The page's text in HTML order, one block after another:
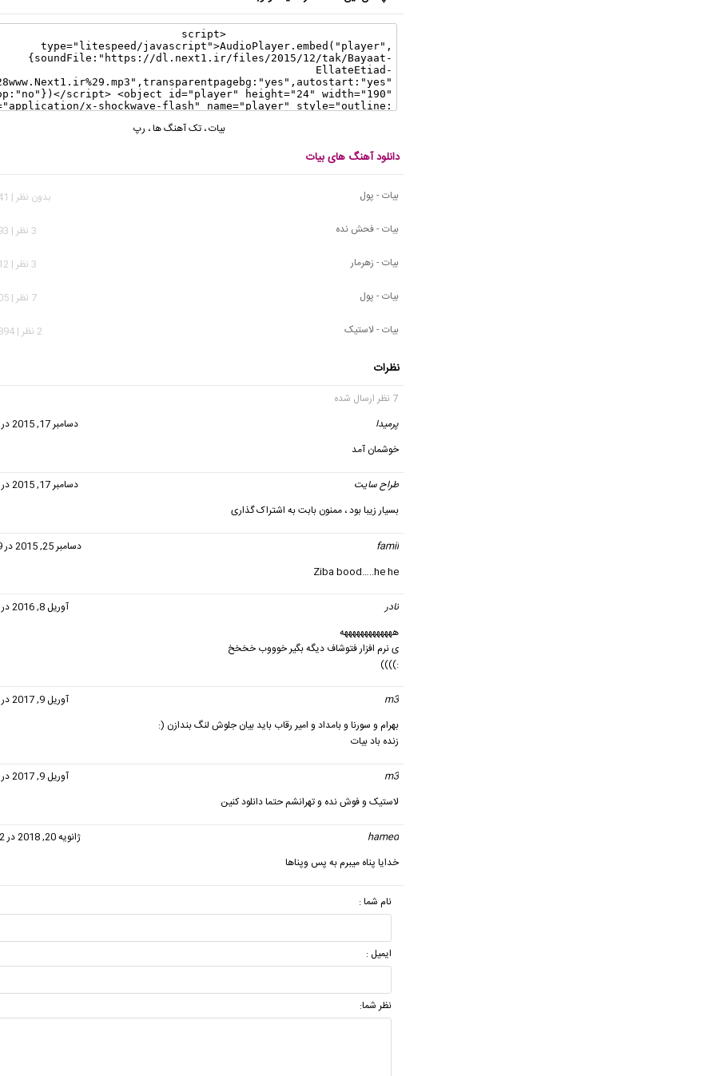
بیات،تک آهنگ ها، رپ
دانلود آهنگ های بیات
بیات - پول
بدون نظر | 1,041 بازدید
بیات - فحش نده
3 نظر | 2,193 بازدید
بیات - زهرمار
3 نظر | 9,912 بازدید
بیات - پول
7 نظر | 3,405 بازدید
بیات - لاستیک
2 نظر | 13,894 بازدید
نظرات
7 نظر ارسال شده
پرمیدا
دسامبر 17, 2015 در 8:01 ب.ظ
خوشمان آمد
طراح سایت
دسامبر 17, 2015 در 8:09 ب.ظ
بسیار زیبا بود ، ممنون بابت به اشتراک گذاری
famil
دسامبر 25, 2015 در 12:29 ق.ظ
Ziba bood…..he he
نادر
آوریل 8, 2016 در 6:24 ب.ظ
هههههههههههههه
ی نرم افزار فتوشاف دیگه بگیر خوووب خخخخ
:))))
m3
آوریل 9, 2017 در 6:38 ب.ظ
بهرام و سورنا و بامداد و امیر رقاب باید بیان جلوش لنگ بندازن (:
زنده باد بیات
m3
آوریل 9, 2017 در 6:42 ب.ظ
لاستیک و فوش نده و تهرانشم حتما دانلود کنین
hamed
ژانویه 20, 2018 در 11:42 ب.ظ
خدایا پناه میبرم به پس وپناها
نام شما :
ایمیل :
نظر شما: